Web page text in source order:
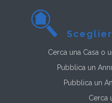
Cerca una Casa o
Pubblica un
Pubblica un
Cerca